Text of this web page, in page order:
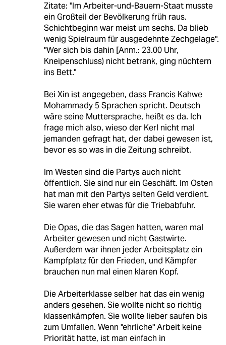
Zitate: "Im Arbeiter-und-Bauern-Staat musste
ein Großteil der Bevölkerung früh raus.
Schichtbeginn war meist um sechs. Da blieb
wenig Spielraum für ausgedehnte Zechgelage".
"Wer sich bis dahin [Anm.: 23.00 Uhr,
Kneipenschluss) nicht betrank, ging nüchtern
ins Bett."
Bei Xin ist angegeben, dass Francis Kahwe
Mohammady 5 Sprachen spricht. Deutsch
wäre seine Muttersprache, heißt es da. Ich
frage mich also, wieso der Kerl nicht mal
jemanden gefragt hat, der dabei gewesen ist,
bevor es so was in die Zeitung schreibt.
Im Westen sind die Partys auch nicht
öffentlich. Sie sind nur ein Geschäft. Im Osten
hat man mit den Partys selten Geld verdient.
Sie waren eher etwas für die Triebabfuhr.
Die Opas, die das Sagen hatten, waren mal
Arbeiter gewesen und nicht Gastwirte.
Außerdem war ihnen jeder Arbeitsplatz ein
Kampfplatz für den Frieden, und Kämpfer
brauchen nun mal einen klaren Kopf.
Die Arbeiterklasse selber hat das ein wenig
anders gesehen. Sie wollte nicht so richtig
klassenkämpfen. Sie wollte lieber saufen bis
zum Umfallen. Wenn "ehrliche" Arbeit keine
Priorität hatte, ist man einfach in